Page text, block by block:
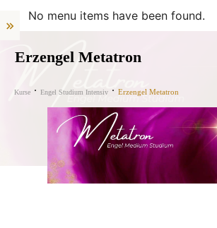
No menu items have been found.
Erzengel Metatron
Kurse Engel Studium Intensiv Erzengel Metatron